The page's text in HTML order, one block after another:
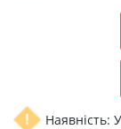
Наявність: